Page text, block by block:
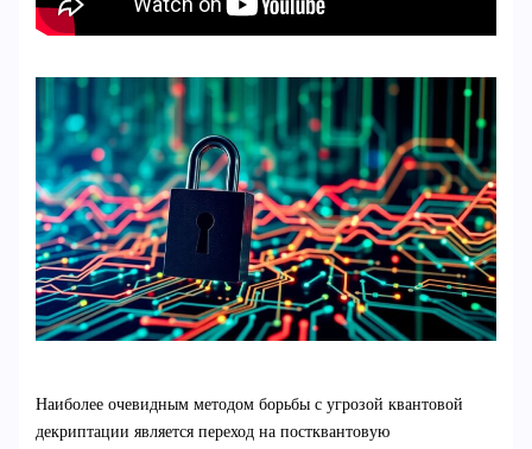
Наиболее очевидным методом борьбы с угрозой квантовой
декриптации является переход на постквантовую